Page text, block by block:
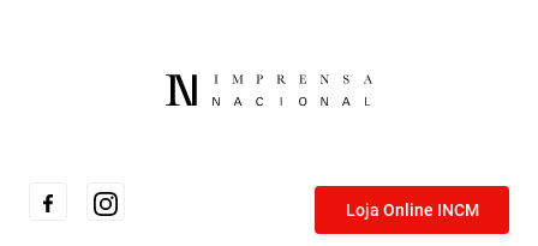
Loja Online INCM